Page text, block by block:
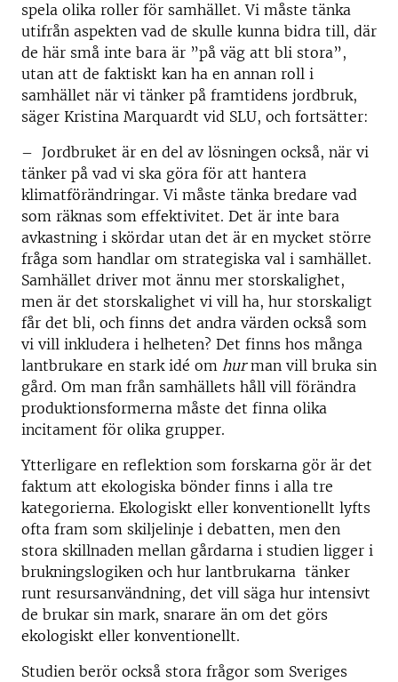
spela olika roller för samhället. Vi måste tänka
utifrån aspekten vad de skulle kunna bidra till, där
de här små inte bara är ”på väg att bli stora”,
utan att de faktiskt kan ha en annan roll i
samhället när vi tänker på framtidens jordbruk,
säger Kristina Marquardt vid SLU, och fortsätter:
– Jordbruket är en del av lösningen också, när vi
tänker på vad vi ska göra för att hantera
klimatförändringar. Vi måste tänka bredare vad
som räknas som effektivitet. Det är inte bara
avkastning i skördar utan det är en mycket större
fråga som handlar om strategiska val i samhället.
Samhället driver mot ännu mer storskalighet,
men är det storskalighet vi vill ha, hur storskaligt
får det bli, och finns det andra värden också som
vi vill inkludera i helheten? Det finns hos många
lantbrukare en stark idé om hurman vill bruka sin
gård. Om man från samhällets håll vill förändra
produktionsformerna måste det finna olika
incitament för olika grupper.
Ytterligare en reflektion som forskarna gör är det
faktum att ekologiska bönder finns i alla tre
kategorierna. Ekologiskt eller konventionellt lyfts
ofta fram som skiljelinje i debatten, men den
stora skillnaden mellan gårdarna i studien ligger i
brukningslogiken och hur lantbrukarna tänker
runt resursanvändning, det vill säga hur intensivt
de brukar sin mark, snarare än om det görs
ekologiskt eller konventionellt.
Studien berör också stora frågor som Sveriges